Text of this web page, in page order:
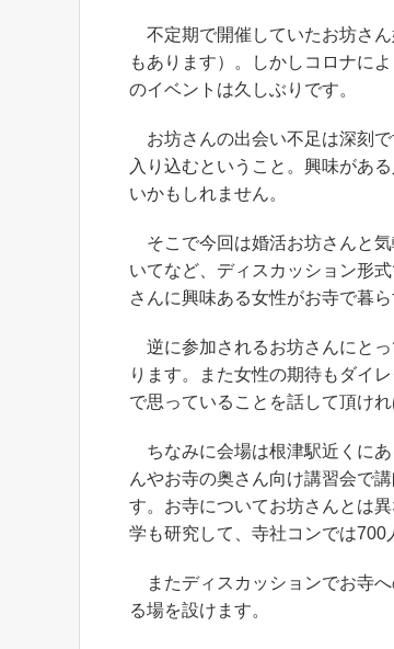
不定期で開催していたお坊さ
もあります）。しかしコロナに
のイベントは久しぶりです。
お坊さんの出会い不足は深刻
入り込むということ。興味があ
いかもしれません。
そこで今回は婚活お坊さんと
いてなど、ディスカッション形
さんに興味ある女性がお寺で暮
逆に参加されるお坊さんにと
ります。また女性の期待もダイ
で思っていることを話して頂けれ
ちなみに会場は根津駅近くに
んやお寺の奥さん向け講習会で
す。お寺についてお坊さんとは
学も研究して、寺社コンでは700
またディスカッションでお寺
る場を設けます。